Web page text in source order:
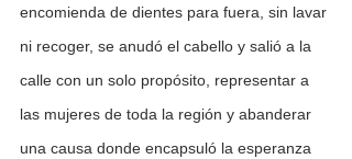
encomienda de dientes para fuera, sin lavar
ni recoger, se anudó el cabello y salió a la
calle con un solo propósito, representar a
las mujeres de toda la región y abanderar
una causa donde encapsuló la esperanza